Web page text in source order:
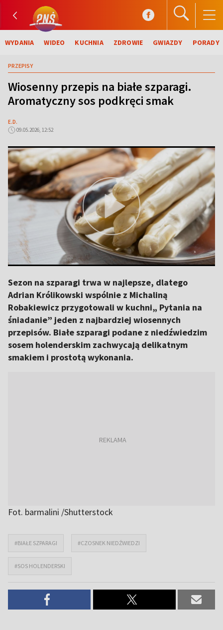
WYDANIA WIDEO KUCHNIA ZDROWIE GWIAZDY PORADY
PRZEPISY
Wiosenny przepis na białe szparagi.
Aromatyczny sos podkręci smak
E.D.
09.05.2026, 12:52
Sezon na szparagi trwa w najlepsze, dlatego
Adrian Królikowski wspólnie z Michaliną
Robakiewicz przygotowali w kuchni„ Pytania na
śniadanie” jeden z najbardziej wiosennych
przepisów. Białe szparagi podane z niedźwiedzim
sosem holenderskim zachwycają delikatnym
smakiem i prostotą wykonania.
Fot. barmalini /Shutterstock
#BIAŁE SZPARAGI #CZOSNEK NIEDŹWIEDZI
#SOS HOLENDERSKI